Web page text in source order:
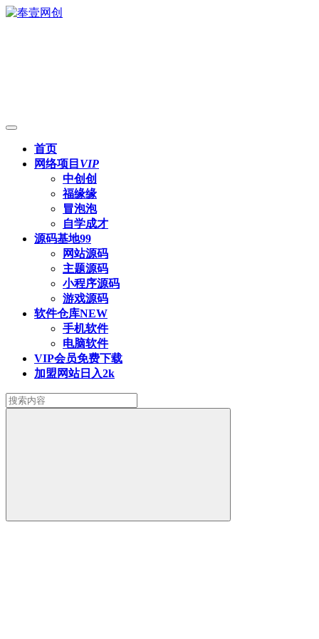
首页
网络项目 VIP
中创创
福缘缘
冒泡泡
自学成才
源码基地99
网站源码
主题源码
小程序源码
游戏源码
软件仓库NEW
手机软件
电脑软件
VIP会员免费下载
加盟网站日入2k